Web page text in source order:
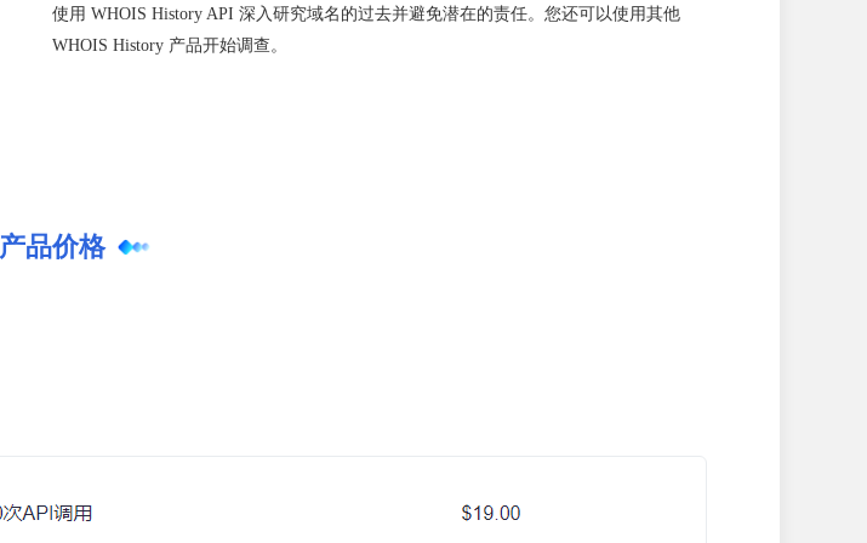
使用 WHOIS History API 深入研究域名的过去并避免潜在的责任。您还可以使用其他
WHOIS History 产品开始调查。
产品价格